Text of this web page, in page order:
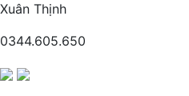
Xuân Thịnh
0344.605.650